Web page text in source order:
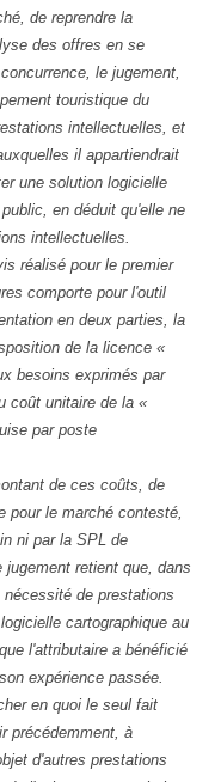
de reprendre la
des offres en se
le jugement,
touristique du
intellectuelles, et
il appartiendrait
une solution logicielle
en déduit qu'elle ne
intellectuelles.
réalisé pour le premier
comporte pour l'outil
en deux parties, la
de la licence «
besoins exprimés par
coût unitaire de la «
par poste
de ces coûts, de
pour le marché contesté,
ni par la SPL de
retient que, dans
de prestations
cartographique au
l'attributaire a bénéficié
expérience passée.
en quoi le seul fait
précédemment, à
d'autres prestations